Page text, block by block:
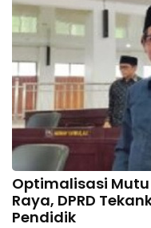
Optimalisasi
Raya, DPRD
Pendidik